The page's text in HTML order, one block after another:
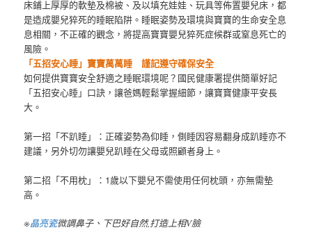
床鋪上厚厚的軟墊及棉被、及以填充娃娃、玩具等佈置嬰兒床，都
是造成嬰兒猝死的睡眠陷阱。睡眠姿勢及環境與寶寶的生命安全息
息相關，不正確的觀念，將提高寶寶嬰兒猝死症候群或窒息死亡的
風險。
「五招安心睡」寶寶萬萬睡 謹記遵守確保安全
如何提供寶寶安全舒適之睡眠環境呢？國民健康署提供簡單好記
「五招安心睡」口訣，讓爸媽輕鬆掌握細節，讓寶寶健康平安長
大。
第一招「不趴睡」：正確姿勢為仰睡，側睡因容易翻身成趴睡亦不
建議，另外切勿讓嬰兒趴睡在父母或照顧者身上。
第二招「不用枕」：1歲以下嬰兒不需使用任何枕頭，亦無需墊
高。
※晶亮瓷微調鼻子、下巴好自然,打造上相V臉